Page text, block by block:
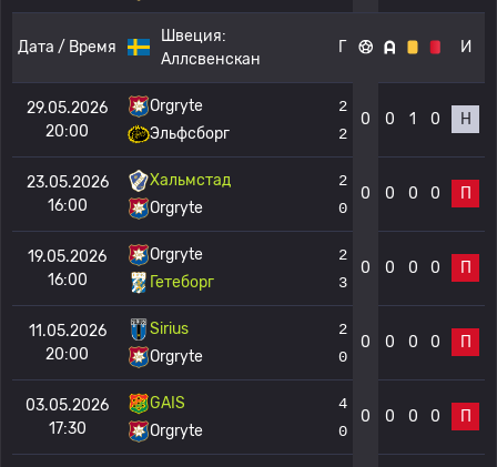
Дата / Время
Швеция:
Аллсвенскан
Г И
29.05.2026
20:00
Orgryte
Эльфсборг
2
2
0 0 1 0 Н
23.05.2026
16:00
Хальмстад
Orgryte
2
0
0 0 0 0 П
19.05.2026
16:00
Orgryte
Гетеборг
2
3
0 0 0 0 П
11.05.2026
20:00
Sirius
Orgryte
2
0
0 0 0 0 П
03.05.2026
17:30
GAIS
Orgryte
4
0
0 0 0 0 П